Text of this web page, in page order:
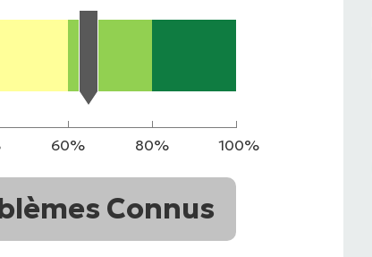
60% 80% 100%
Connus